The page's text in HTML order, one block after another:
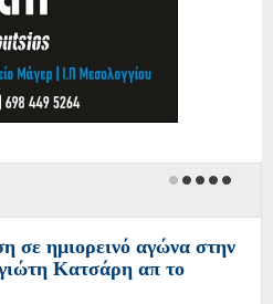
σε ημιορεινό αγώνα στην
Κατσάρη απ το